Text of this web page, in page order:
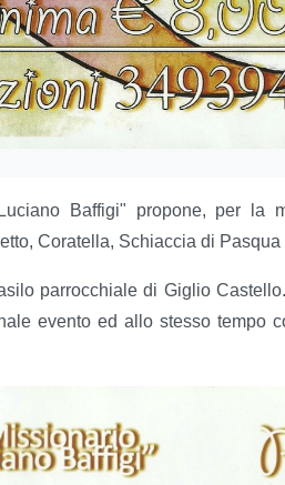
Baffigi" propone, per la
Coratella, Schiaccia di
parrocchiale di Giglio
evento ed allo stesso tempo